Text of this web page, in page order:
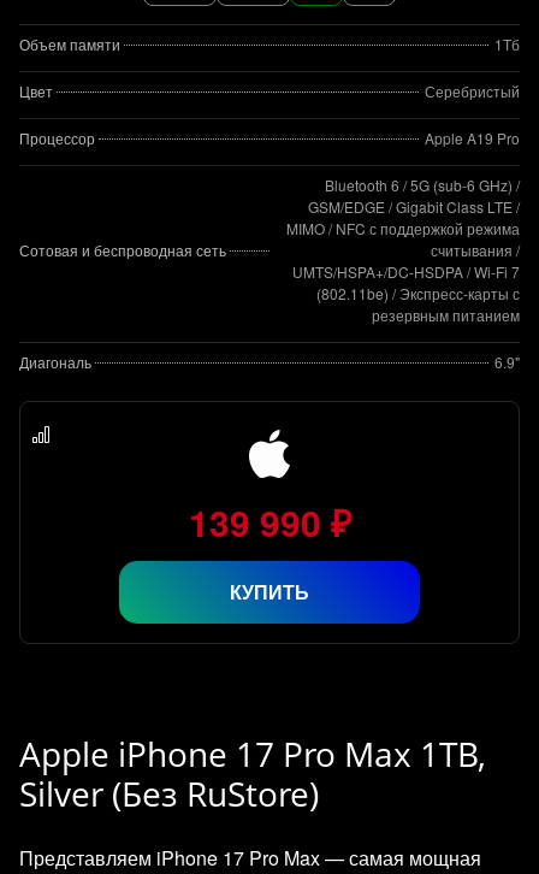
Объем памяти 1Тб
Цвет Серебристый
Процессор Apple A19 Pro
Сотовая и беспроводная сеть
Bluetooth 6 / 5G (sub‑6 GHz) /
GSM/EDGE / Gigabit Class LTE /
MIMO / NFC с поддержкой режима
считывания /
UMTS/HSPA+/DC‑HSDPA / Wi‑Fi 7
(802.11be) / Экспресс‑карты с
резервным питанием
Диагональ 6.9"
139 990 ₽
КУПИТЬ
Apple iPhone 17 Pro Max 1TB,
Silver (Без RuStore)
Представляем iPhone 17 Pro Max — самая мощная